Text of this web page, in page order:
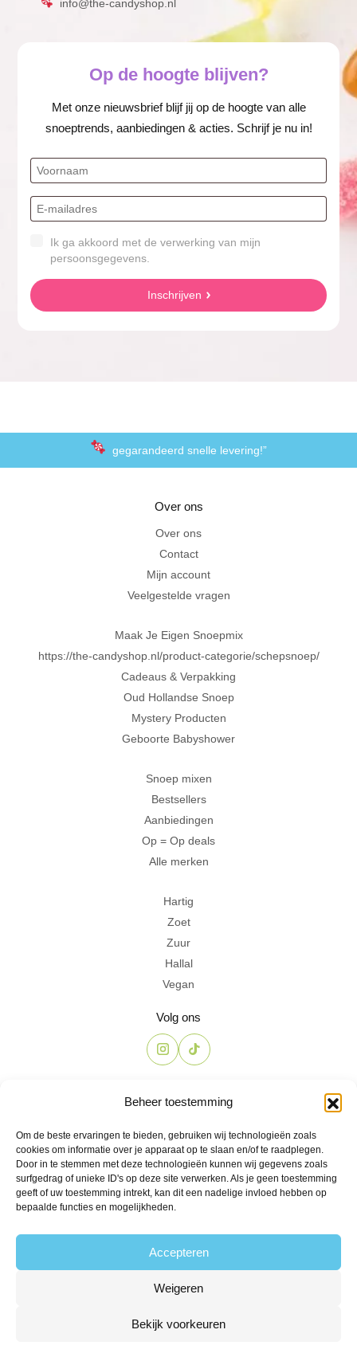
Beheer toestemming
Om de beste ervaringen te bieden, gebruiken wij technologieën zoals
cookies om informatie over je apparaat op te slaan en/of te raadplegen.
Door in te stemmen met deze technologieën kunnen wij gegevens zoals
surfgedrag of unieke ID's op deze site verwerken. Als je geen toestemming
geeft of uw toestemming intrekt, kan dit een nadelige invloed hebben op
bepaalde functies en mogelijkheden.
Accepteren
Weigeren
Bekijk voorkeuren
info@the-candyshop.nl
Op de hoogte blijven?
Met onze nieuwsbrief blijf jij op de hoogte van alle
snoeptrends, aanbiedingen & acties. Schrijf je nu in!
Ik ga akkoord met de verwerking van mijn
persoonsgegevens.
Inschrijven
gegarandeerd snelle levering!”
Al 20 jaar in Amersfoort
Over ons
Over ons
Contact
Mijn account
Veelgestelde vragen
Maak Je Eigen Snoepmix
https://the-candyshop.nl/product-categorie/schepsnoep/
Cadeaus & Verpakking
Oud Hollandse Snoep
Mystery Producten
Geboorte Babyshower
Snoep mixen
Bestsellers
Aanbiedingen
Op = Op deals
Alle merken
Hartig
Zoet
Zuur
Hallal
Vegan
Volg ons
info@the-candyshop.nl
Langestraat 106, 3811 AK, Amersfoort
© 2026 Alle rechten voorbehouden
Leveringsvoorwaarden